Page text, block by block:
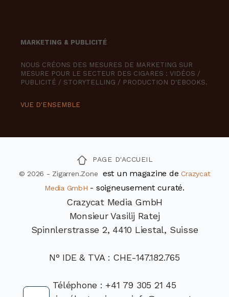
MARKETING & PUBLICITÉ
NOUS CRÉONS DES MESURES DE MARKETING SUR
MESURE POUR LE SECTEUR DES CIGARES : VIDÉOS /
PUBLICITÉ / STORYTELLING / PRODUCTION D'EBOOKS.
VUE D'ENSEMBLE
PAGE D'ACCUEIL
© 2026 - Zigarren.Zone est un magazine deCrazycat
Media GmbH - soigneusement curaté.
Crazycat Media GmbH
Monsieur Vasilij Ratej
Spinnlerstrasse 2, 4410 Liestal, Suisse
N° IDE & TVA : CHE-147.182.765
Téléphone : +41 79 305 21 45